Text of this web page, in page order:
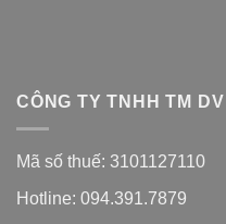
CÔNG TY TNHH TM
Mã số thuế: 3101127110
Hotline: 094.391.7879